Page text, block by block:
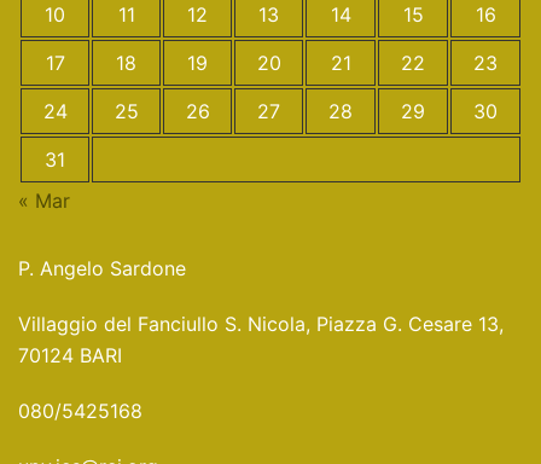
10
11 12 13 14 15
16
17
18 19 20 21 22
23
24
25 26 27 28 29
30
31
« Mar
P. Angelo Sardone
Villaggio del Fanciullo S. Nicola, Piazza G. Cesare 13,
70124 BARI
080/5425168